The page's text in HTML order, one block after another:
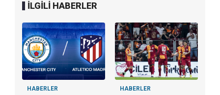
İLGİLİ HABERLER
HABERLER HABERLER